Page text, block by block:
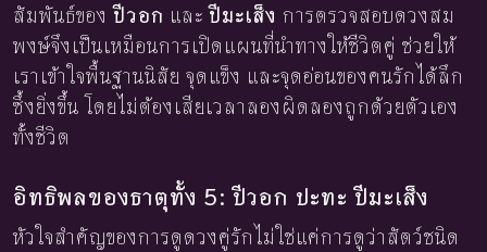
สัมพันธ์ของปีวอก และปีมะเส็ง การตรวจสอบดวงสม
พงษ์จึงเป็นเหมือนการเปิดแผนที่นำทางให้ชีวิตคู่ ช่วยให้
เราเข้าใจพื้นฐานนิสัย จุดแข็ง และจุดอ่อนของคนรักได้ลึก
ซึ้งยิ่งขึ้น โดยไม่ต้องเสียเวลาลองผิดลองถูกด้วยตัวเอง
ทั้งชีวิต
อิทธิพลของธาตุทั้ง 5: ปีวอก ปะทะ ปีมะเส็ง
หัวใจสำคัญของการดูดวงคู่รักไม่ใช่แค่การดูว่าสัตว์ชนิด